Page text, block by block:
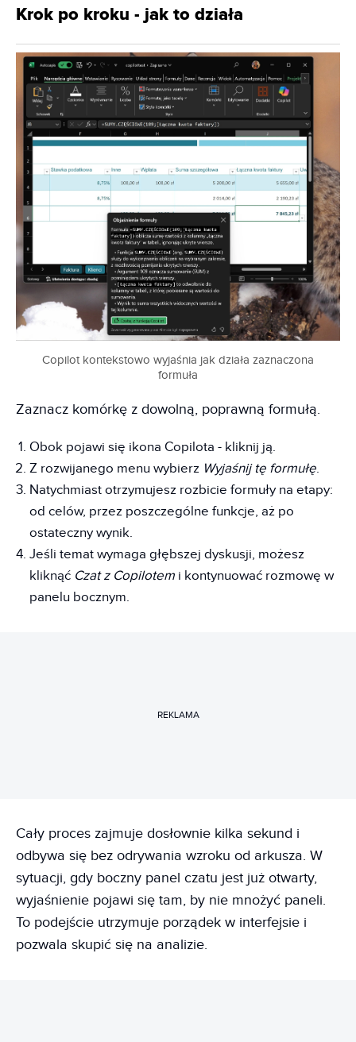
Krok po kroku - jak to działa
Copilot kontekstowo wyjaśnia jak działa zaznaczona
formuła
Zaznacz komórkę z dowolną, poprawną formułą.
Obok pojawi się ikona Copilota - kliknij ją.
Z rozwijanego menu wybierz Wyjaśnij tę formułę.
Natychmiast otrzymujesz rozbicie formuły na etapy:
od celów, przez poszczególne funkcje, aż po
ostateczny wynik.
Jeśli temat wymaga głębszej dyskusji, możesz
kliknąć Czat z Copilotem i kontynuować rozmowę w
panelu bocznym.
REKLAMA
Cały proces zajmuje dosłownie kilka sekund i
odbywa się bez odrywania wzroku od arkusza. W
sytuacji, gdy boczny panel czatu jest już otwarty,
wyjaśnienie pojawi się tam, by nie mnożyć paneli.
To podejście utrzymuje porządek w interfejsie i
pozwala skupić się na analizie.